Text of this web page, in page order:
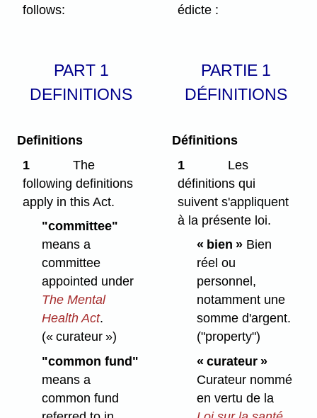
follows:
édicte :
PART 1
DEFINITIONS
PARTIE 1
DÉFINITIONS
Definitions
1
The
following definitions
apply in this Act.
"committee"
means a
committee
appointed under
The Mental
Health Act.
(« curateur »)
"common fund"
means a
common fund
Définitions
1
Les
définitions qui
suivent s'appliquent
à la présente loi.
« bien »Bien
réel ou
personnel,
notamment une
somme d'argent.
("property")
« curateur »
Curateur nommé
en vertu de la